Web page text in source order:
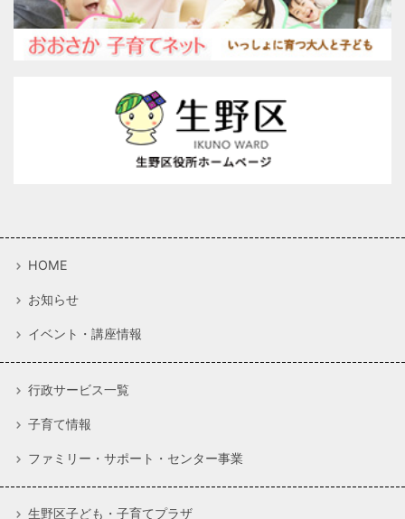
HOME
お知らせ
イベント・講座情報
行政サービス一覧
子育て情報
ファミリー・サポート・センター事業
生野区子ども・子育てプラザ